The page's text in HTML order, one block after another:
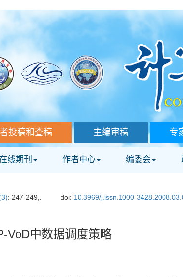
投稿和查稿 主编审稿 专
线期刊 作者中心 编委会
: 247-249,. doi: 10.3969/j.issn.1000-
VoD中数据调度策略